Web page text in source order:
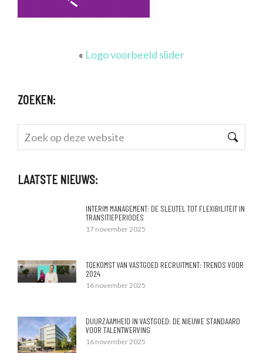
« Logo voorbeeld slider
ZOEKEN:
Zoek
op
website
LAATSTE NIEUWS:
INTERIM MANAGEMENT: DE SLEUTEL TOT FLEXIBILITEIT IN
TRANSITIEPERIODES
17 november 2025
TOEKOMST VAN VASTGOED RECRUITMENT: TRENDS VOOR
2024
16 november 2025
DUURZAAMHEID IN VASTGOED: DE NIEUWE STANDAARD
VOOR TALENTWERVING
16 november 2025